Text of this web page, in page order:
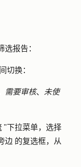
报告：
切换：
需要审核、
未使
"下拉菜单，选择
边 的复选框，从